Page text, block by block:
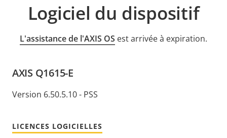
Logiciel du dispositif
L'assistance de l'AXIS OS est arrivée à expiration.
AXIS Q1615-E
Version 6.50.5.10 - PSS
LICENCES LOGICIELLES